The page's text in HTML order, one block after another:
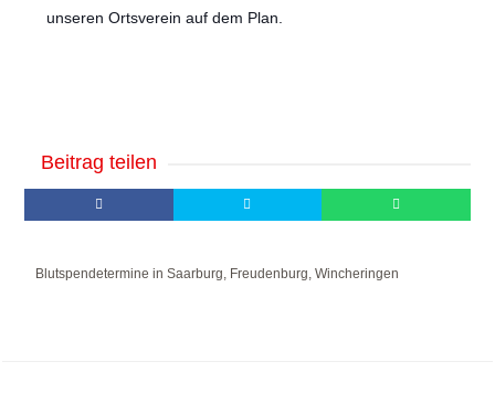
unseren Ortsverein auf dem Plan.
Beitrag teilen
Blutspendetermine in Saarburg, Freudenburg, Wincheringen